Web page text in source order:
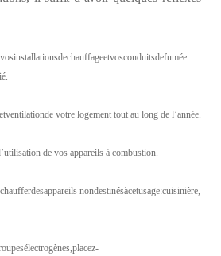
votre logement tout au long de l’année.
de vos appareils à combustion.
nondestinésàcetusage:cuisinière,